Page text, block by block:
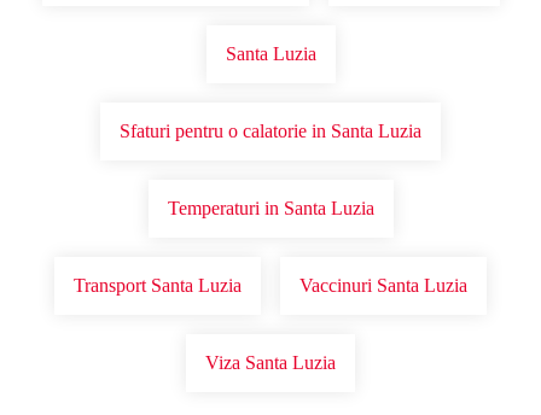
Santa Luzia
Sfaturi pentru o calatorie in Santa Luzia
Temperaturi in Santa Luzia
Transport Santa Luzia Vaccinuri Santa Luzia
Viza Santa Luzia